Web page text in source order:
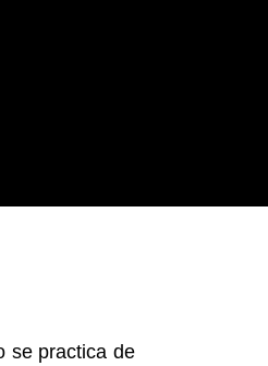
se practica de